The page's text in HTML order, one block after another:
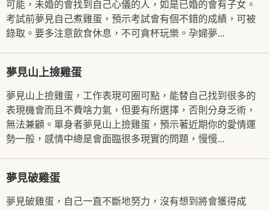
可能，未婚的會找到自己心儀的人，如是已婚的會有子女。
考試前夢見自己煮雞蛋，預示考試會有個不錯的成績，可被
錄取。要多注意飲食休息，不可貪杯玩樂。孕婦夢...
夢見山上撿雞蛋
夢見山上撿雞蛋，工作表現可圈可點，能替自己找到很多的
表現機會而且不費啥力氣，但要有所選擇，否則分身乏術，
無法兼顧。單身者夢見山上撿雞蛋，預示著近期你的愛情運
勢一般，感情中總是會面臨很多現實的問題，慢慢...
夢見破雞蛋
夢見破雞蛋，自己一直不斷地努力，沒有想到將會獲得成